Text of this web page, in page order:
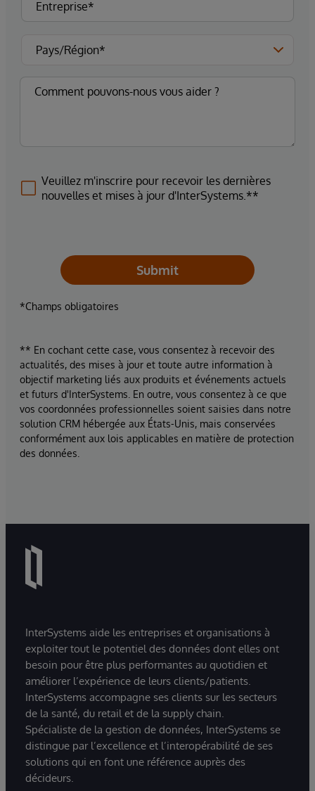
Veuillez m'inscrire pour recevoir les dernières
nouvelles et mises à jour d'InterSystems.**
Submit
*Champs obligatoires
** En cochant cette case, vous consentez à recevoir des
actualités, des mises à jour et toute autre information à
objectif marketing liés aux produits et événements actuels
et futurs d'InterSystems. En outre, vous consentez à ce que
vos coordonnées professionnelles soient saisies dans notre
solution CRM hébergée aux États-Unis, mais conservées
conformément aux lois applicables en matière de protection
des données.
InterSystems aide les entreprises et organisations à
exploiter tout le potentiel des données dont elles ont
besoin pour être plus performantes au quotidien et
améliorer l’expérience de leurs clients/patients.
InterSystems accompagne ses clients sur les secteurs
de la santé, du retail et de la supply chain.
Spécialiste de la gestion de données, InterSystems se
distingue par l’excellence et l’interopérabilité de ses
solutions qui en font une référence auprès des
décideurs.